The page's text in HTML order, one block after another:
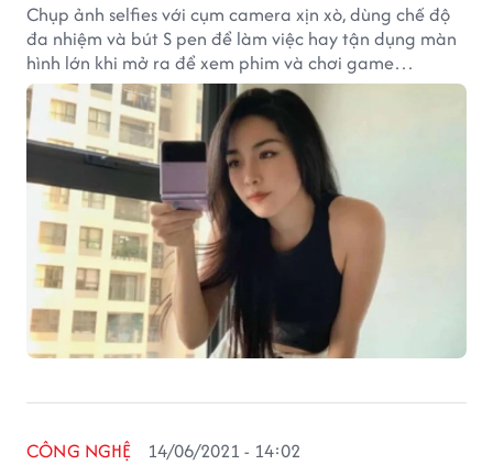
Chụp ảnh selfies với cụm camera xịn xò, dùng chế độ
đa nhiệm và bút S pen để làm việc hay tận dụng màn
hình lớn khi mở ra để xem phim và chơi game…
CÔNG NGHỆ 14/06/2021 - 14:02